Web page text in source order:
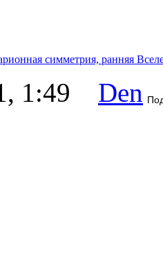
симметрия, ранняя
1:49 Den